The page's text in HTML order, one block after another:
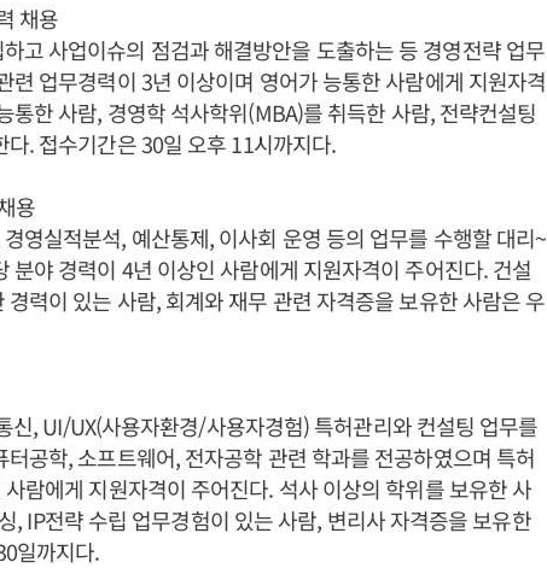
채용
고 사업이슈의 점검과 해결방안을 도출하는 등 경영전략 업무
련 업무경력이 3년 이상이며 영어가 능통한 사람에게 지원자격
통한 사람, 경영학 석사학위(MBA)를 취득한 사람, 전략컨설팅
. 접수기간은 30일 오후 11시까지다.
용
영실적분석, 예산통제, 이사회 운영 등의 업무를 수행할 대리~
분야 경력이 4년 이상인 사람에게 지원자격이 주어진다. 건설
력이 있는 사람, 회계와 재무 관련 자격증을 보유한 사람은 우
신, UI/UX(사용자환경/사용자경험) 특허관리와 컨설팅 업무를
공학, 소프트웨어, 전자공학 관련 학과를 전공하였으며 특허
람에게 지원자격이 주어진다. 석사 이상의 학위를 보유한 사
, IP전략 수립 업무경험이 있는 사람, 변리사 자격증을 보유한
일까지다.